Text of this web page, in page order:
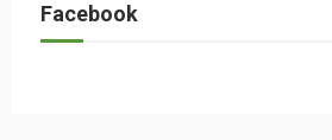
Facebook